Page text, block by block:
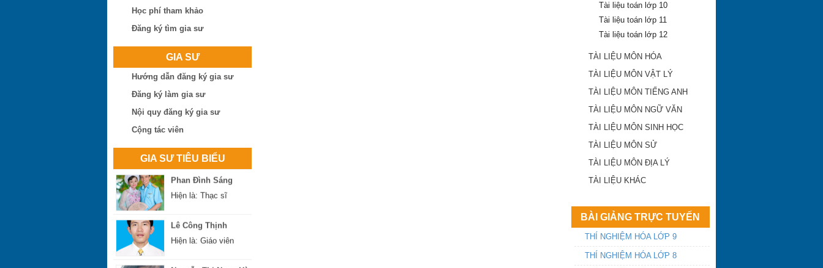
Học phí tham khảo
Đăng ký tìm gia sư
GIA SƯ
Hướng dẫn đăng ký gia sư
Đăng ký làm gia sư
Nội quy đăng ký gia sư
Cộng tác viên
GIA SƯ TIÊU BIỂU
Trần Tuấn Việt
Hiện là: Cử nhân
Ngô Thị Huệ
Hiện là: Giáo viên
Phan Đình Sáng
Hiện là: Thạc sĩ
Hiện là: Giáo viên
Tài liệu toán lớp 10
Tài liệu toán lớp 11
Tài liệu toán lớp 12
TÀI LIỆU MÔN HÓA
TÀI LIỆU MÔN VẬT LÝ
TÀI LIỆU MÔN TIẾNG ANH
TÀI LIỆU MÔN NGỮ VĂN
TÀI LIỆU MÔN SINH HỌC
TÀI LIỆU MÔN SỬ
TÀI LIỆU MÔN ĐỊA LÝ
TÀI LIỆU KHÁC
BÀI GIẢNG TRỰC TUYẾN
THÍ NGHIỆM HÓA LỚP 9
THÍ NGHIỆM HÓA LỚP 8
điểm trúng tuyển lớp
2019
ĐA TRÍ THÔNG